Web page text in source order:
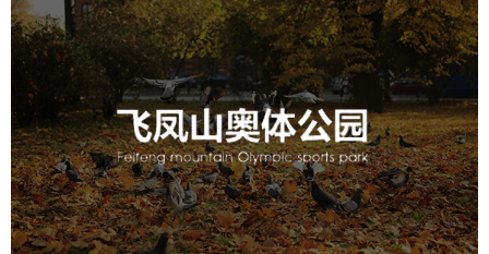
飞凤山奥体公园
旅游休闲 公园 AI人工智能
智慧公园
智慧体育公园
智能步道 智能大数据平台
AR太极
智能体测